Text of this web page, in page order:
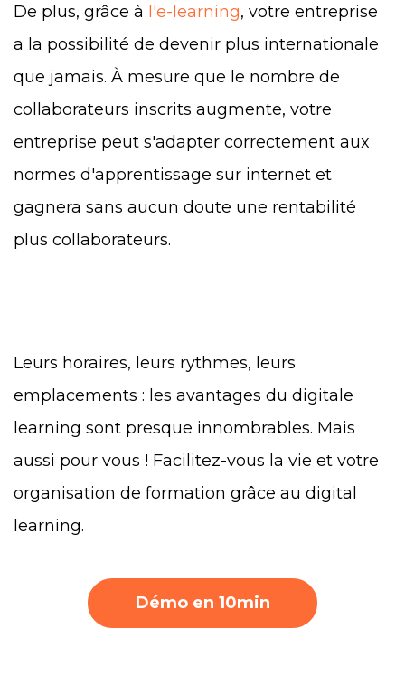
De plus, grâce à l'e-learning, votre entreprise
a la possibilité de devenir plus internationale
que jamais. À mesure que le nombre de
collaborateurs inscrits augmente, votre
entreprise peut s'adapter correctement aux
normes d'apprentissage sur internet et
gagnera sans aucun doute une rentabilité
plus collaborateurs.
Leurs horaires, leurs rythmes, leurs
emplacements : les avantages du digitale
learning sont presque innombrables. Mais
aussi pour vous ! Facilitez-vous la vie et votre
organisation de formation grâce au digital
learning.
Démo en 10min